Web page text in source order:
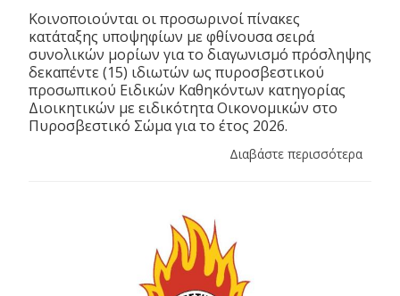
Κοινοποιούνται οι προσωρινοί πίνακες
κατάταξης υποψηφίων με φθίνουσα σειρά
συνολικών μορίων για το διαγωνισμό πρόσληψης
δεκαπέντε (15) ιδιωτών ως πυροσβεστικού
προσωπικού Ειδικών Καθηκόντων κατηγορίας
Διοικητικών με ειδικότητα Οικονομικών στο
Πυροσβεστικό Σώμα για το έτος 2026.
Διαβάστε περισσότερα